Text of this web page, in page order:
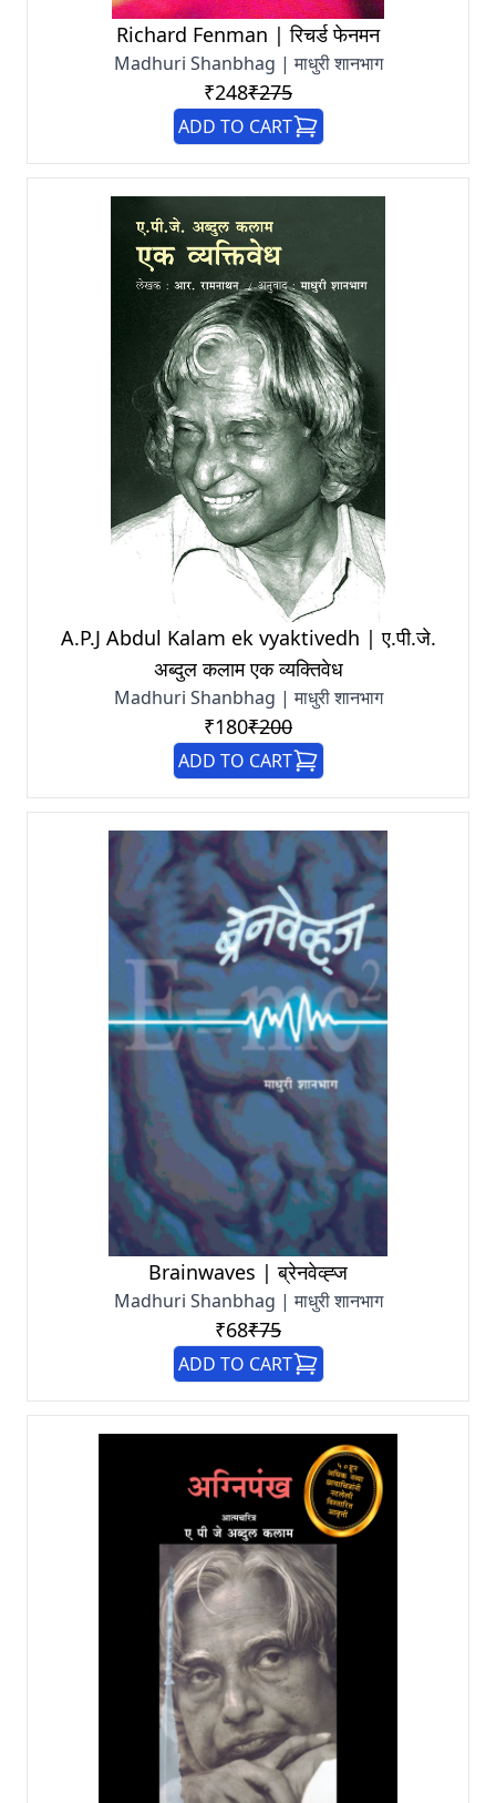
Richard Fenman | रिचर्ड फेनमन
Madhuri Shanbhag | माधुरी शानभाग
₹248₹275
ADD TO CART
A.P.J Abdul Kalam ek vyaktivedh | ए.पी.जे.
अब्दुल कलाम एक व्यक्तिवेध
Madhuri Shanbhag | माधुरी शानभाग
₹180₹200
ADD TO CART
Brainwaves | ब्रेनवेव्ह्ज
Madhuri Shanbhag | माधुरी शानभाग
₹68₹75
ADD TO CART